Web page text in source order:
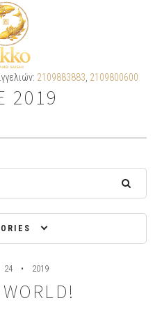
2109883883 2109800600
2019
24 2019